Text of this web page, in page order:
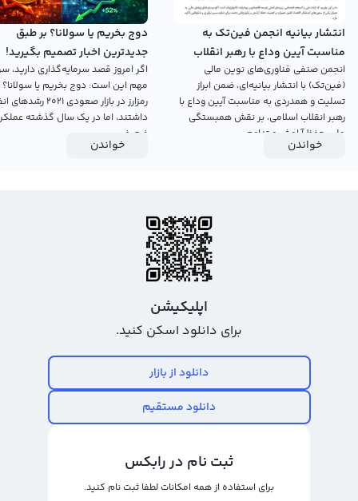
انتشار بیانیه انجمن فین‌تک به
مناسبت آیین وداع با رهبر انقلاب
اسلامی
انجمن صنفی فناوری‌های نوین مالی
(فین‌تک) با انتشار بیانیه‌ای، ضمن ابراز
تسلیت و همدردی به مناسبت آیین وداع با
رهبر انقلاب اسلامی، بر نقش همبستگی
ملی، حفظ آرامش و تداوم...
خواندن
دوج بخریم یا سولانا؟ بر طبق
جدیدترین اخبار تصمیم بگیرید!
اگر امروز قصد سرمایه‌گذاری دارید،
مهم این است: دوج بخریم یا
رمزارز در بازار صعودی ۲۰۲۱
داشتند، اما در یک سال گذشته
ضعیفی...
خواندن
اپلیکیشن
برای دانلود اسکن کنید.
دانلود از بازار
دانلود مستقیم
ثبت نام در رابکس
برای استفاده از همه امکانات لطفا ثبت نام کنید.